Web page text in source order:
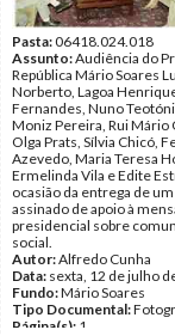
Pasta:06418.024.018
Assunto:Audiência do
República Mário Soares
Norberto, Lagoa
Fernandes, Nuno
Moniz Pereira, Rui Mário
Olga Prats, Sílvia Chicó,
Azevedo, Maria Teresa
Ermelinda Vila e Edite
ocasião da entrega de
assinado de apoio à
presidencial sobre
social.
Autor:Alfredo Cunha
Data: sexta, 12 de julho
Fundo:Mário Soares
Tipo Documental:
Página(s): 1